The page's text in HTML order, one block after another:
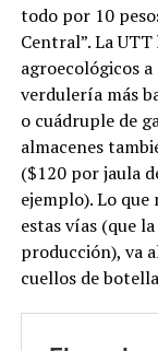
todo por 10
Central”. La
agroecológicos
verdulería más
o cuádruple de
almacenes
($120 por jaula
ejemplo). Lo
estas vías (que
producción), va
cuellos de